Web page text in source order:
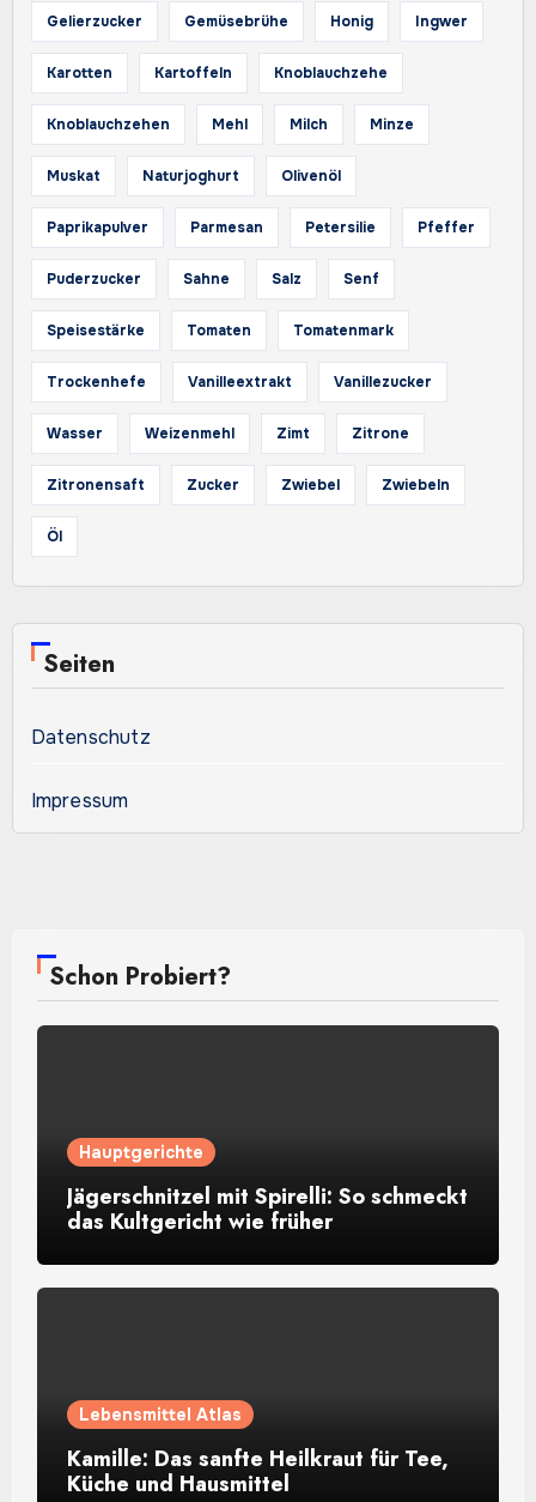
Gelierzucker Gemüsebrühe Honig Ingwer
Karotten Kartoffeln Knoblauchzehe
Knoblauchzehen Mehl Milch Minze
Muskat Naturjoghurt Olivenöl
Paprikapulver Parmesan Petersilie Pfeffer
Puderzucker Sahne Salz Senf
Speisestärke Tomaten Tomatenmark
Trockenhefe Vanilleextrakt Vanillezucker
Wasser Weizenmehl Zimt Zitrone
Zitronensaft Zucker Zwiebel Zwiebeln
Öl
Seiten
Datenschutz
Impressum
Schon Probiert?
Hauptgerichte
Jägerschnitzel mit Spirelli: So schmeckt
das Kultgericht wie früher
Lebensmittel Atlas
Kamille: Das sanfte Heilkraut für Tee,
Küche und Hausmittel